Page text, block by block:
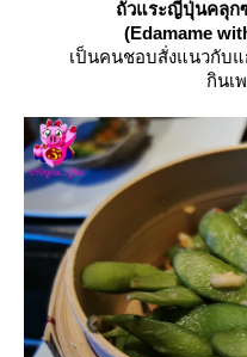
ถั่วแระญี่ปุ่นคลุก
(Edamame
เป็นคนชอบสั่งแนวกับ
กินเ